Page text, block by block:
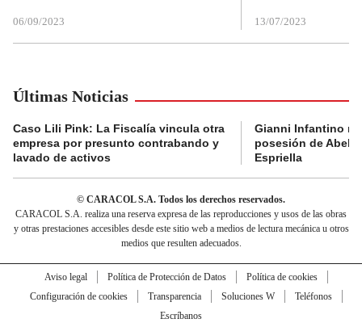
06/09/2023 13/07/2023
Últimas Noticias
Caso Lili Pink: La Fiscalía vincula otra
empresa por presunto contrabando y
lavado de activos
Gianni Infantino
posesión de
Espriella
© CARACOL S.A. Todos los derechos reservados.
CARACOL S.A. realiza una reserva expresa de las reproducciones y usos de las obras
y otras prestaciones accesibles desde este sitio web a medios de lectura mecánica u otros
medios que resulten adecuados.
Aviso legal Política de Protección de Datos
Política de cookies
Configuración de cookies
Transparencia Soluciones W
Teléfonos
Escríbanos